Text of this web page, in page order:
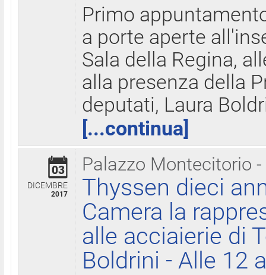
Primo
a porte aperte
Sala della Regina,
alla presenza della
deputati, Laura
[...continua]
Palazzo Montecitorio
03
DICEMBRE
2017
Thyssen dieci
Camera la
alle acciaierie di
Boldrini - Alle 12